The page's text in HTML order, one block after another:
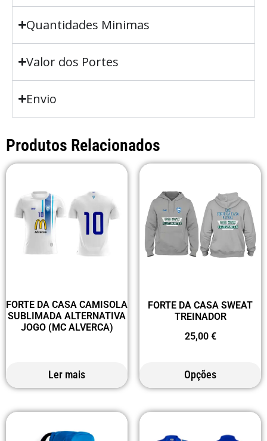
Quantidades Minimas
Valor dos Portes
Envio
Produtos Relacionados
FORTE DA CASA CAMISOLA
SUBLIMADA ALTERNATIVA
JOGO (MC ALVERCA)
Ler mais
FORTE DA CASA SWEAT
TREINADOR
25,00 €
Opções